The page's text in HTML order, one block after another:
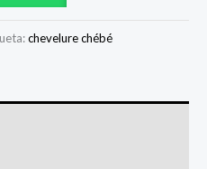
chevelure chébé